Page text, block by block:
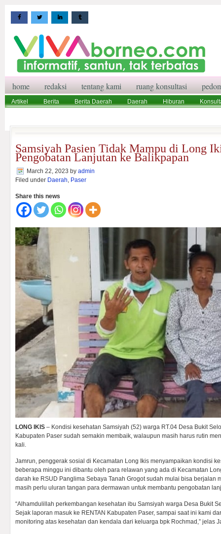
home redaksi tentang kami ruang konsultasi
Artikel Berita Berita Daerah Daerah Hiburan
Samsiyah Pasien Tidak Mampu di Long
Pengobatan Lanjutan ke Balikpapan
March 22, 2023 by admin
Filed under Daerah, Paser
Share this news
LONG IKIS – Kondisi kesehatan Samsiyah (52) warga RT.04 Desa Bukit
Kabupaten Paser sudah semakin membaik, walaupun masih harus rutin
kali.
Jamrun, penggerak sosial di Kecamatan Long Ikis menyampaikan kondisi
beberapa minggu ini dibantu oleh para relawan yang ada di Kecamatan
darah ke RSUD Panglima Sebaya Tanah Grogot sudah mulai bisa berjalan
masih perlu uluran tangan para dermawan untuk membantu pengobatan
“Alhamdulillah perkembangan kesehatan ibu Samsiyah warga Desa Bukit
Sejak laporan masuk ke RENTAN Kabupaten Paser, sampai saat ini kami
monitoring atas kesehatan dan kendala dari keluarga bpk Rochmad,” jelas